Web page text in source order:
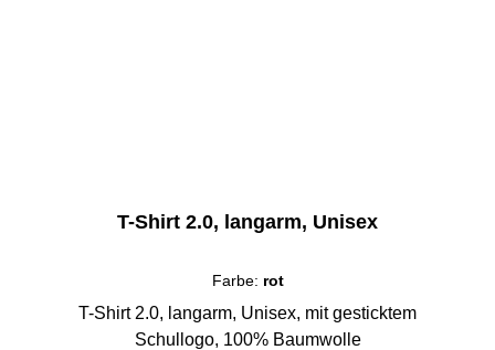
T-Shirt 2.0, langarm, Unisex
Farbe: rot
T-Shirt 2.0, langarm, Unisex, mit gesticktem
Schullogo, 100% Baumwolle